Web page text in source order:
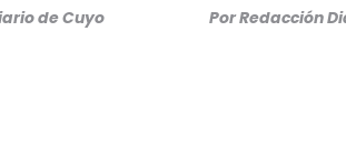
de Cuyo PorRedacción